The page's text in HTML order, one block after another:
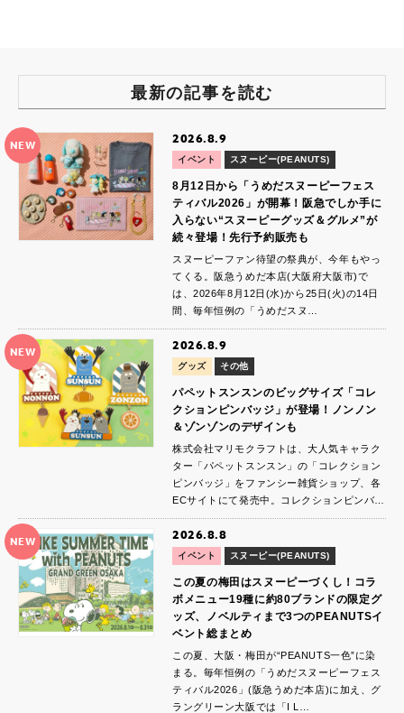
最新の記事を読む
NEW 2026.8.9
イベント スヌーピー(PEANUTS)
8月12日から「うめだスヌーピーフェス
ティバル2026」が開幕！阪急でしか手に
入らない“スヌーピーグッズ＆グルメ”が
続々登場！先行予約販売も
スヌーピーファン待望の祭典が、今年もやっ
てくる。阪急うめだ本店(大阪府大阪市)で
は、2026年8月12日(水)から25日(火)の14日
間、毎年恒例の「うめだスヌ…
NEW 2026.8.9
グッズ その他
パペットスンスンのビッグサイズ「コレ
クションピンバッジ」が登場！ノンノン
＆ゾンゾンのデザインも
株式会社マリモクラフトは、大人気キャラク
ター「パペットスンスン」の「コレクション
ピンバッジ」をファンシー雑貨ショップ、各
ECサイトにて発売中。コレクションピンバ…
NEW 2026.8.8
イベント スヌーピー(PEANUTS)
この夏の梅田はスヌーピーづくし！コラ
ボメニュー19種に約80ブランドの限定グ
ッズ、ノベルティまで3つのPEANUTSイ
ベント総まとめ
この夏、大阪・梅田が“PEANUTS一色”に染
まる。毎年恒例の「うめだスヌーピーフェス
ティバル2026」(阪急うめだ本店)に加え、グ
ラングリーン大阪では「I L…